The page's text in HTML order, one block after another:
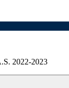
2022-2023